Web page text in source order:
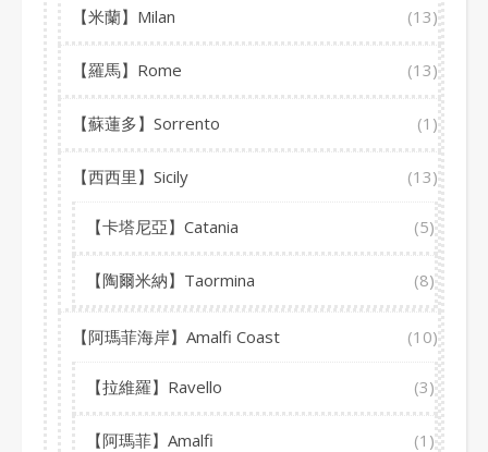
【米蘭】Milan (13)
【羅馬】Rome (13)
【蘇蓮多】Sorrento (1)
【西西里】Sicily (13)
【卡塔尼亞】Catania (5)
【陶爾米納】Taormina (8)
【阿瑪菲海岸】Amalfi Coast (10)
【拉維羅】Ravello (3)
【阿瑪菲】Amalfi (1)